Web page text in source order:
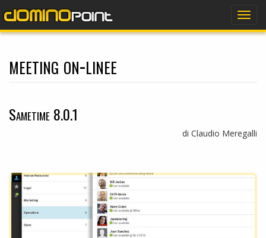
meeting on-linee
Sametime 8.0.1
di Claudio Meregalli